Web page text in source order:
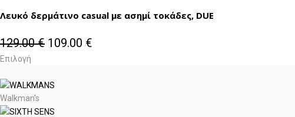
Λευκό δερμάτινο casual με ασημί τοκάδες, DUE
129.00€ 109.00 €
Επιλογή
Walkman's